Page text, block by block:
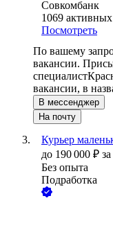
Совкомбанк
1069
Посмотреть
По вашему
вакансии.
специалист
вакансии, в
В мессенджер
На почту
Курьер
до 190 000 ₽
Без опыта
Подработка